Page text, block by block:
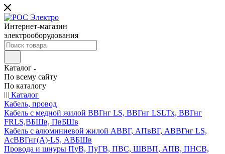
Интернет-магазин
электрооборудования
Каталог
По всему сайту
По каталогу
Каталог
Кабель, провод
Кабель с медной жилой ВВГнг LS, ВВГнг LSLTx, ВВГнг
FRLS,ВБШв, ПвБШв
Кабель с алюминиевой жилой АВВГ, АПвВГ, АВВГнг LS,
АсВВГнг(А)-LS, АВБШв
Провода и шнуры ПуВ, ПуГВ, ПВС, ШВВП, АПВ, ПНСВ,